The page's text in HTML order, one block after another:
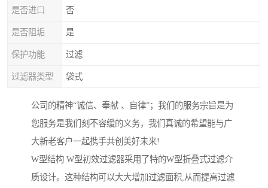
是否进口 否
是否阻垢 是
保护功能 过滤
过滤器类型 袋式
公司的精神“诚信、奉献 、自律”；我们的服务宗旨是为
您服务是我们刻不容缓的义务，我们真诚的希望能与广
大新老客户一起携手共创美好未来!
W型结构 W型初效过滤器采用了特的W型折叠式过滤介
质设计。这种结构可以大大增加过滤面积,从而提高过滤